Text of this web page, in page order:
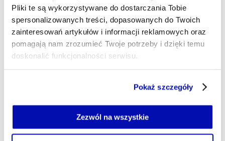
Pliki te są wykorzystywane do dostarczania Tobie
spersonalizowanych treści, dopasowanych do Twoich
zainteresowań artykułów i informacji reklamowych oraz
pomagają nam zrozumieć Twoje potrzeby i dzięki temu
doskonalić funkcjonalności serwisu.
Jeżeli nie wyrażasz zgody na zapisywanie plików cookie,
możesz łatwo zarządzać swoimi uprawnieniami, np. we
własnej przeglądarce internetowej lub po wybraniu opcji
Pokaż szczegóły
Zezwól na wszystkie